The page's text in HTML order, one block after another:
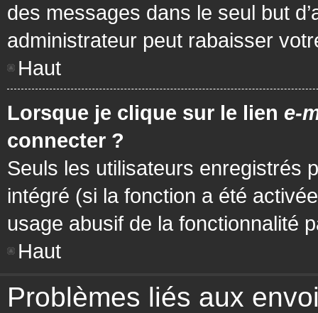
des messages dans le seul but
administrateur peut rabaisser
Haut
Lorsque je clique sur le lien e-
connecter ?
Seuls les utilisateurs enregistrés
intégré (si la fonction a été
usage abusif de la fonctionnalité
Haut
Problèmes liés aux